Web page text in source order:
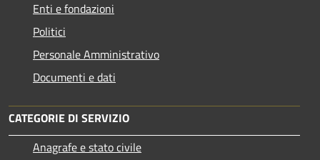
Enti e fondazioni
Politici
Personale Amministrativo
Documenti e dati
CATEGORIE DI SERVIZIO
Anagrafe e stato civile